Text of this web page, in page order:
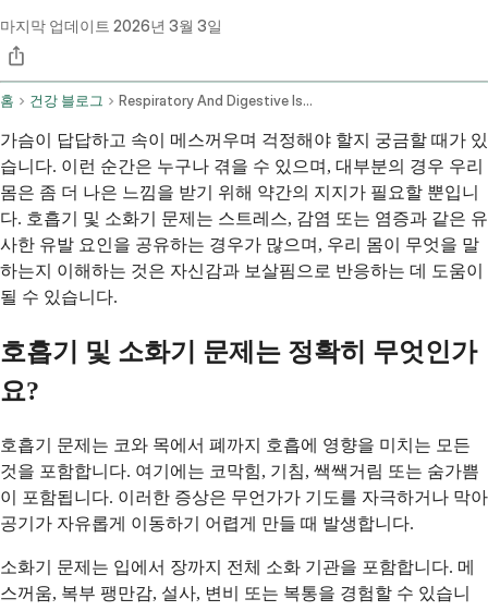
마지막 업데이트 2026년 3월 3일
홈 건강 블로그 Respiratory And Digestive Issues Home Remedies And When To See A Doctor
가슴이 답답하고 속이 메스꺼우며 걱정해야 할지 궁금할 때가 있
습니다. 이런 순간은 누구나 겪을 수 있으며, 대부분의 경우 우리
몸은 좀 더 나은 느낌을 받기 위해 약간의 지지가 필요할 뿐입니
다. 호흡기 및 소화기 문제는 스트레스, 감염 또는 염증과 같은 유
사한 유발 요인을 공유하는 경우가 많으며, 우리 몸이 무엇을 말
하는지 이해하는 것은 자신감과 보살핌으로 반응하는 데 도움이
될 수 있습니다.
호흡기 및 소화기 문제는 정확히 무엇인가
요?
호흡기 문제는 코와 목에서 폐까지 호흡에 영향을 미치는 모든
것을 포함합니다. 여기에는 코막힘, 기침, 쌕쌕거림 또는 숨가쁨
이 포함됩니다. 이러한 증상은 무언가가 기도를 자극하거나 막아
공기가 자유롭게 이동하기 어렵게 만들 때 발생합니다.
소화기 문제는 입에서 장까지 전체 소화 기관을 포함합니다. 메
스꺼움, 복부 팽만감, 설사, 변비 또는 복통을 경험할 수 있습니